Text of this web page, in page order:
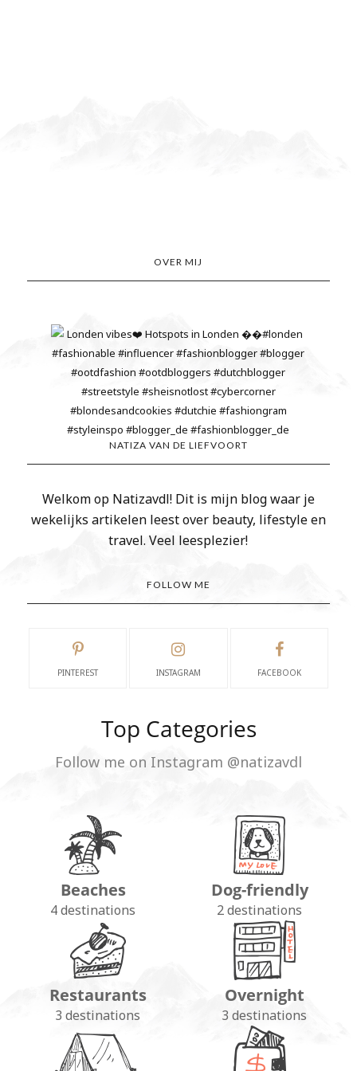
OVER MIJ
NATIZA VAN DE LIEFVOORT
Welkom op Natizavdl! Dit is mijn blog waar je
wekelijks artikelen leest over beauty, lifestyle en
travel. Veel leesplezier!
FOLLOW ME
PINTEREST INSTAGRAM FACEBOOK
Top Categories
Follow me on Instagram @natizavdl
Beaches
4 destinations
Dog-friendly
2 destinations
Restaurants
3 destinations
Overnight
3 destinations